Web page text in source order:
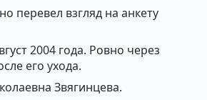
перевел взгляд на анкету
2004 года. Ровно через
его ухода.
Звягинцева.